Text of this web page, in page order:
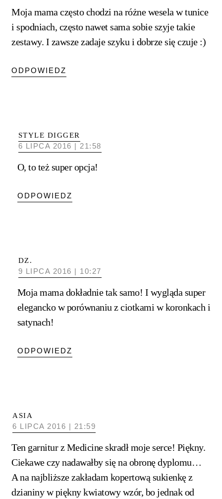
Moja mama często chodzi na różne wesela w tunice
i spodniach, często nawet sama sobie szyje takie
zestawy. I zawsze zadaje szyku i dobrze się czuje :)
ODPOWIEDZ
STYLE DIGGER
6 LIPCA 2016 | 21:58
O, to też super opcja!
ODPOWIEDZ
DZ.
9 LIPCA 2016 | 10:27
Moja mama dokładnie tak samo! I wygląda super
elegancko w porównaniu z ciotkami w koronkach i
satynach!
ODPOWIEDZ
ASIA
6 LIPCA 2016 | 21:59
Ten garnitur z Medicine skradł moje serce! Piękny.
Ciekawe czy nadawałby się na obronę dyplomu…
A na najbliższe zakładam kopertową sukienkę z
dzianiny w piękny kwiatowy wzór, bo jednak od